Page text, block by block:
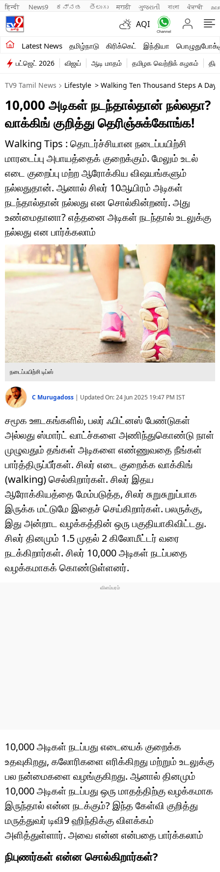
हिन्दी News9 ಕನ್ನಡ తెలుగు मराठी ગુજરાતી বাংলা ਪੰਜਾਬੀ
AQI
Latest News தமிழ்நாடு கிரிக்கெட் இந்தியா
சமீபத்திய செய்திகள்
தமிழ்நாடு
இந்தியா
உலகம்
பொழுதுபோக்கு
லைஃப்ஸ்டைல்
வணிகம்
டெக்னாலஜி
ஆன்மீகம்
வைரல்
ஷார்ட் வீடியோஸ்
வலை கதைகள்
போட்டோ கேலரி
பட்ஜெட் 2026 விஜய் ஆடி மாதம் தமிழக வெற்றிக் கழகம்
TV9 Tamil News Lifestyle > Walking Ten Thousand Steps A
10,000 அடிகள் நடந்தால்தான் நல்லதா?
வாக்கிங் குறித்து தெரிஞ்சுக்கோங்க!
Walking Tips : தொடர்ச்சியான நடைப்பயிற்சி
மாரடைப்பு அபாயத்தைக் குறைக்கும். மேலும் உடல்
எடை குறைப்பு மற்ற ஆரோக்கிய விஷயங்களும்
நல்லதுதான். ஆனால் சிலர் 10ஆயிரம் அடிகள்
நடந்தால்தான் நல்லது என சொல்கின்றனர். அது
உண்மைதானா? எத்தனை அடிகள் நடந்தால் உடலுக்கு
நல்லது என பார்க்கலாம்
நடைப்பயிற்சி டிப்ஸ்
C Murugadoss | Updated On:24 Jun 2025 19:47 PM IST
சமூக ஊடகங்களில், பலர் ஃபிட்னஸ் பேண்டுகள்
அல்லது ஸ்மார்ட் வாட்ச்களை அணிந்துகொண்டு நாள்
முழுவதும் தங்கள் அடிகளை எண்ணுவதை நீங்கள்
பார்த்திருப்பீர்கள். சிலர் எடை குறைக்க வாக்கிங்
(walking) செல்கிறார்கள். சிலர் இதய
ஆரோக்கியத்தை மேம்படுத்த, சிலர் சுறுசுறுப்பாக
இருக்க மட்டுமே இதைச் செய்கிறார்கள். பலருக்கு,
இது அன்றாட வழக்கத்தின் ஒரு பகுதியாகிவிட்டது.
சிலர் தினமும் 1.5 முதல் 2 கிலோமீட்டர் வரை
நடக்கிறார்கள். சிலர் 10,000 அடிகள் நடப்பதை
வழக்கமாகக் கொண்டுள்ளனர்.
10,000 அடிகள் நடப்பது எடையைக் குறைக்க
உதவுகிறது, கலோரிகளை எரிக்கிறது மற்றும் உடலுக்கு
பல நன்மைகளை வழங்குகிறது. ஆனால் தினமும்
10,000 அடிகள் நடப்பது ஒரு மாதத்திற்கு வழக்கமாக
இருந்தால் என்ன நடக்கும்? இந்த கேள்வி குறித்து
மருத்துவர் டிவி9 ஹிந்திக்கு விளக்கம்
அளித்துள்ளார். அவை என்ன என்பதை பார்க்கலாம்
நிபுணர்கள் என்ன சொல்கிறார்கள்?